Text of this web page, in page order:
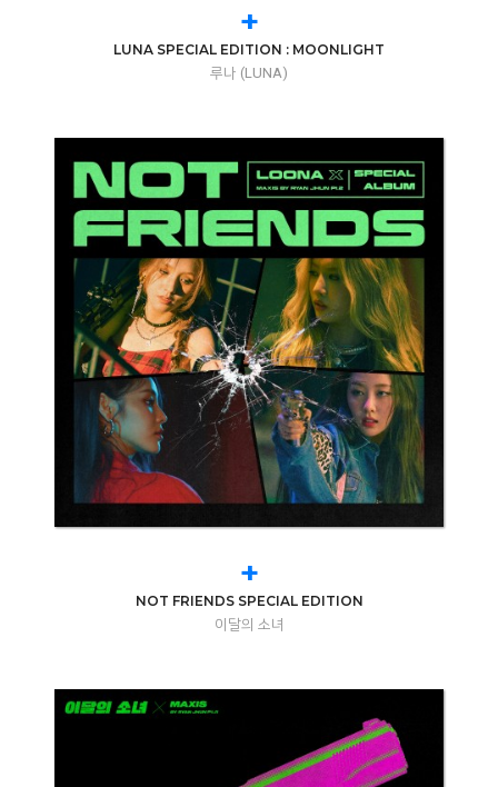
+
LUNA SPECIAL EDITION : MOONLIGHT
루나 (LUNA)
+
NOT FRIENDS SPECIAL EDITION
이달의 소녀